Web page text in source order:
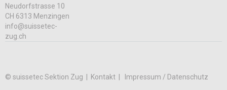
Neudorfstrasse 10
CH 6313 Menzingen
info@suissetec-
zug.ch
© suissetec Sektion Zug | Kontakt Impressum / Datenschutz